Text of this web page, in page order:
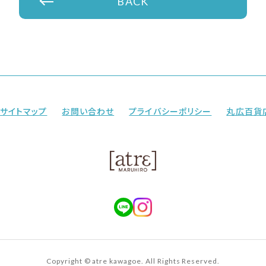
サイトマップ お問い合わせ プライバシーポリシー 丸広百貨
Copyright © atre kawagoe. All Rights Reserved.